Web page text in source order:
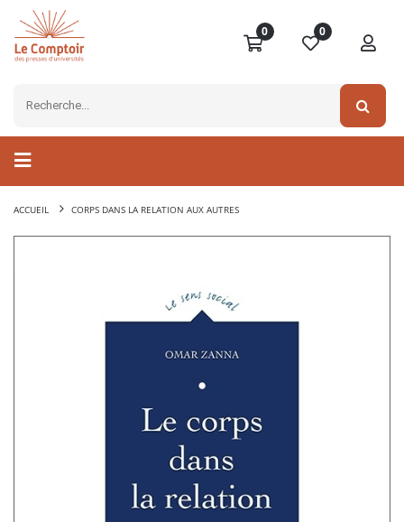
0 0
ACCUEIL CORPS DANS LA RELATION AUX AUTRES